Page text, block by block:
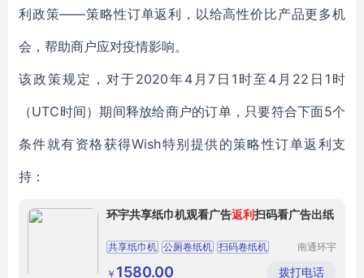
利政策——策略性订单返利，以给高性价比产品更多机
会， 帮助商户应对疫情影响。
该政策规定， 对于2020年4月7日1时至4月22日1时
（UTC时间）期间释放给商户的订单，只要符合下面5个
条件就有资格获得Wish特别提供的策略性订单返利支
持：
环宇共享纸巾机观看广告返利扫码看广告出纸
共享纸巾机 公厕卷纸机 扫码卷纸机
广告机
南通环宇
有限公司
￥ 1580.00 拨打电话